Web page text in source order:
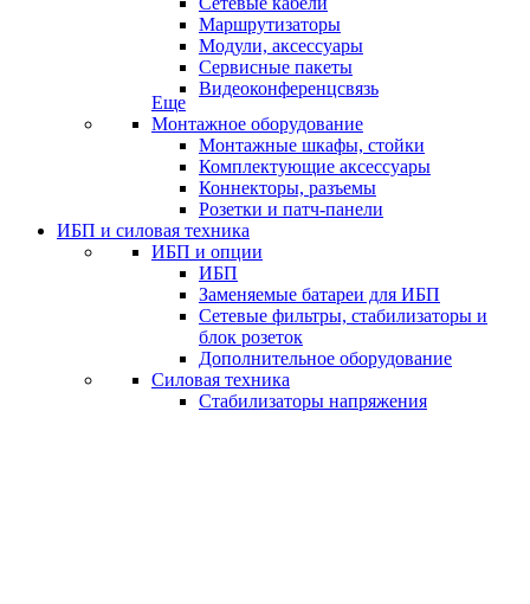
Маршрутизаторы
Модули, аксессуары
Сервисные пакеты
Видеоконференцсвязь
Еще
Монтажное оборудование
Монтажные шкафы, стойки
Комплектующие аксессуары
Коннекторы, разъемы
Розетки и патч-панели
ИБП и силовая техника
ИБП и опции
ИБП
Заменяемые батареи для ИБП
Сетевые фильтры, стабилизаторы и
блок розеток
Дополнительное оборудование
Силовая техника
Стабилизаторы напряжения